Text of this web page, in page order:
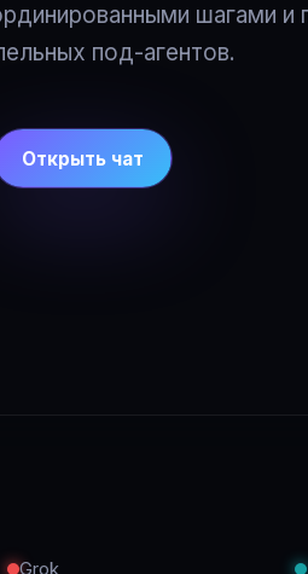
шагами
под-агентов.
Открыть чат
Grok